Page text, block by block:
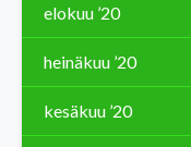
elokuu ’20
heinäkuu ’20
kesäkuu ’20